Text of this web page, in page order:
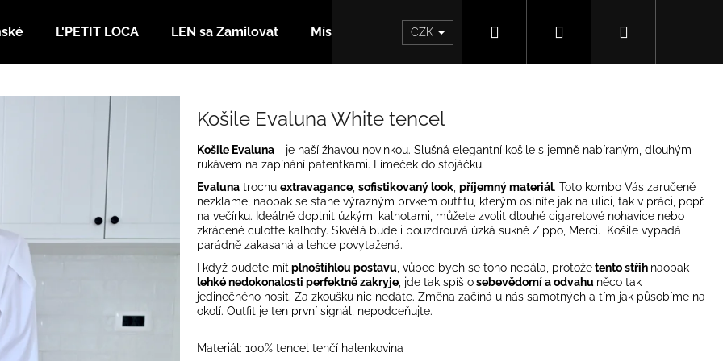
L'PETIT LOCA LEN sa Zamilovat Místa CZK Hledat Přihlášení
Košile Evaluna White tencel
Košile Evaluna - je naší žhavou novinkou. Slušná elegantní košile s jemně nabíraným, dlouhým
rukávem na zapínání patentkami. Límeček do stojáčku.
Evaluna trochu extravagance sofistikovaný look příjemný materiál. Toto kombo Vás zaručeně
nezklame, naopak se stane výrazným prvkem outfitu, kterým oslníte jak na ulici, tak v práci, popř.
na večírku. Ideálně doplnit úzkými kalhotami, můžete zvolit dlouhé cigaretové nohavice nebo
zkrácené culotte kalhoty. Skvělá bude i pouzdrouvá úzká sukně Zippo, Merci. Košile vypadá
parádně zakasaná a lehce povytažená.
I když budete mít plnoštíhlou postavu , vůbec bych se toho nebála, protožetento střih naopak
lehké nedokonalosti perfektně zakryje , jde tak spíš osebevědomí a odvahu něco tak
jedinečného nosit. Za zkoušku nic nedáte. Změna začíná u nás samotných a tím jak působíme na
okolí. Outfit je ten první signál, nepodceňujte.
Materiál: 100% tencel tenčí halenkovina
HLEDAT
Doporučujeme